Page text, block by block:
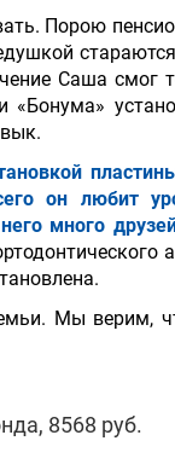
Порою
Саша
«Бонума»
он любит
много
Мы верим,
8568 руб.